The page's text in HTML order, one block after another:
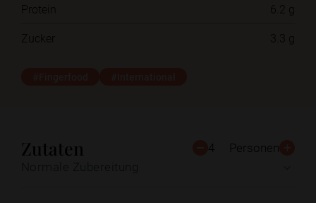
Protein
6.2 g
Zucker
3.3 g
Zutaten 4
Personen